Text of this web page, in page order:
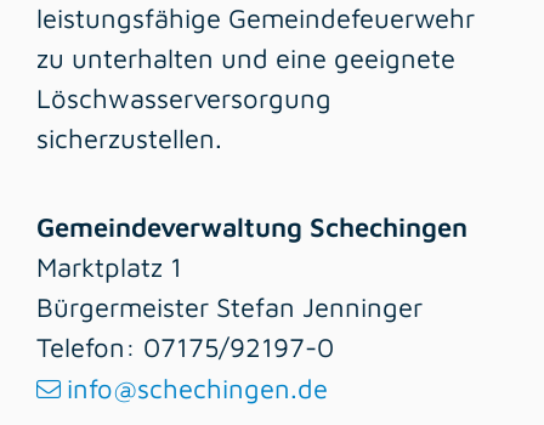
leistungsfähige Gemeindefeuerwehr
zu unterhalten und eine geeignete
Löschwasserversorgung
sicherzustellen.
Gemeindeverwaltung Schechingen
Marktplatz 1
Bürgermeister Stefan Jenninger
Telefon: 07175/92197-0
info@schechingen.de